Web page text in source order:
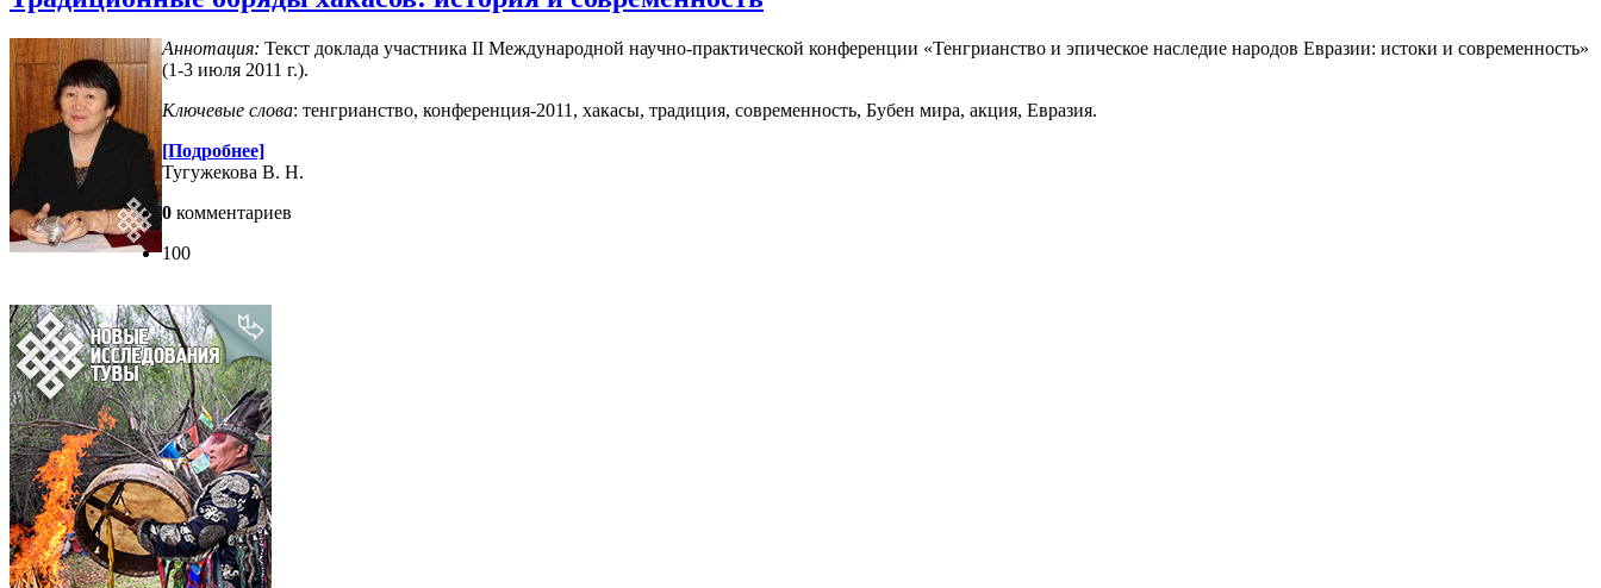
Аннотация: Текст доклада участника II Между­народной научно-практи­ческой конференции «Тенгри­анство и эпическое наследие народов Евразии: истоки и современность»
(1-3 июля 2011 г.).
Ключевые слова: тенгрианство, конференция-2011, хакасы, традиция, современность, Бубен мира, акция, Евразия.
[Подробнее]
Тугужекова В. Н.
0 комментариев
100